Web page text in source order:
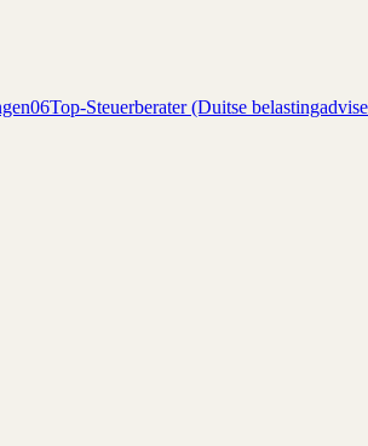
06Top-Steuerberater (Duitse